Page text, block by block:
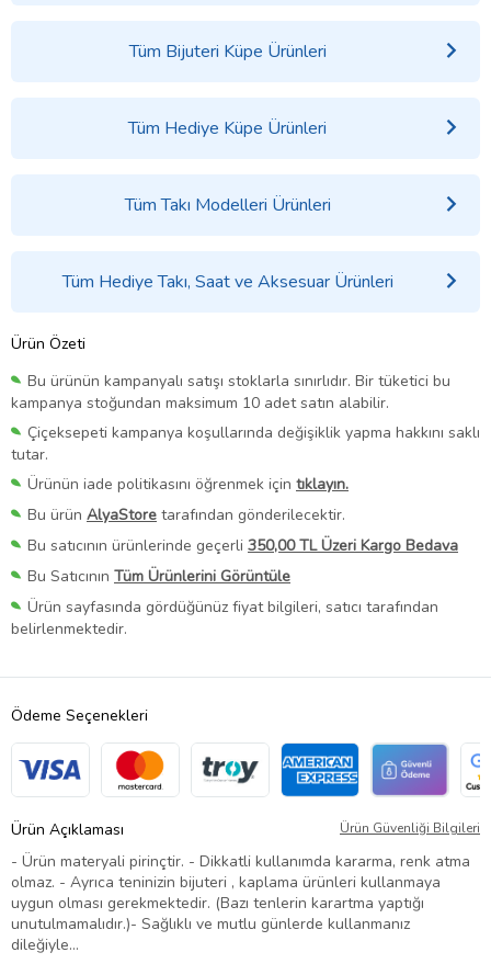
Tüm Bijuteri Küpe Ürünleri
Tüm Hediye Küpe Ürünleri
Tüm Takı Modelleri Ürünleri
Tüm Hediye Takı, Saat ve Aksesuar Ürünleri
Ürün Özeti
Bu ürünün kampanyalı satışı stoklarla sınırlıdır. Bir tüketici bu
kampanya stoğundan maksimum 10 adet satın alabilir.
Çiçeksepeti kampanya koşullarında değişiklik yapma hakkını saklı
tutar.
Ürünün iade politikasını öğrenmek için tıklayın.
Bu ürün AlyaStore tarafından gönderilecektir.
Bu satıcının ürünlerinde geçerli 350,00 TL Üzeri Kargo Bedava
Bu Satıcının Tüm Ürünlerini Görüntüle
Ürün sayfasında gördüğünüz fiyat bilgileri, satıcı tarafından
belirlenmektedir.
Ödeme Seçenekleri
Ürün Açıklaması Ürün Güvenliği Bilgileri
- Ürün materyali pirinçtir. - Dikkatli kullanımda kararma, renk atma
olmaz. - Ayrıca teninizin bijuteri , kaplama ürünleri kullanmaya
uygun olması gerekmektedir. (Bazı tenlerin karartma yaptığı
unutulmamalıdır.)- Sağlıklı ve mutlu günlerde kullanmanız
dileğiyle…